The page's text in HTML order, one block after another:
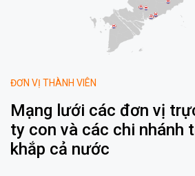
ĐƠN VỊ THÀNH VIÊN
Mạng lưới các đơn vị
ty con và các chi nhánh
khắp cả nước